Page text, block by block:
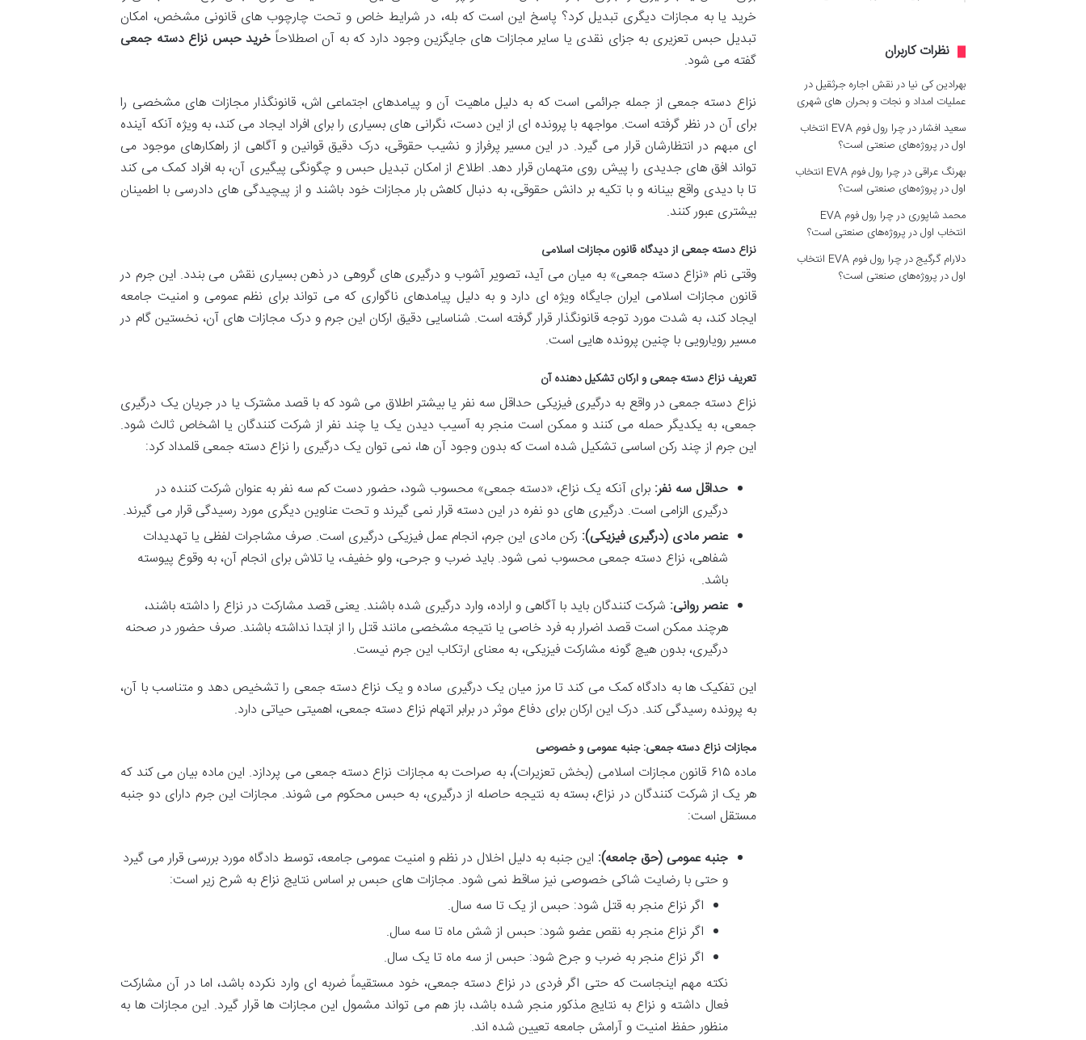
خرید یا به مجازات دیگری تبدیل کرد؟ پاسخ این است که بله، در شرایط خاص و تحت چارچوب های قانونی مشخص، امکان
تبدیل حبس تعزیری به جزای نقدی یا سایر مجازات های جایگزین وجود دارد که به آن اصطلاحاً خرید حبس نزاع دسته جمعی
گفته می شود.
نزاع دسته جمعی از جمله جرائمی است که به دلیل ماهیت آن و پیامدهای اجتماعی اش، قانونگذار مجازات های مشخصی را
برای آن در نظر گرفته است. مواجهه با پرونده ای از این دست، نگرانی های بسیاری را برای افراد ایجاد می کند، به ویژه آنکه آینده
ای مبهم در انتظارشان قرار می گیرد. در این مسیر پرفراز و نشیب حقوقی، درک دقیق قوانین و آگاهی از راهکارهای موجود می
تواند افق های جدیدی را پیش روی متهمان قرار دهد. اطلاع از امکان تبدیل حبس و چگونگی پیگیری آن، به افراد کمک می کند
تا با دیدی واقع بینانه و با تکیه بر دانش حقوقی، به دنبال کاهش بار مجازات خود باشند و از پیچیدگی های دادرسی با اطمینان
بیشتری عبور کنند.
نزاع دسته جمعی از دیدگاه قانون مجازات اسلامی
وقتی نام «نزاع دسته جمعی» به میان می آید، تصویر آشوب و درگیری های گروهی در ذهن بسیاری نقش می بندد. این جرم در
قانون مجازات اسلامی ایران جایگاه ویژه ای دارد و به دلیل پیامدهای ناگواری که می تواند برای نظم عمومی و امنیت جامعه
ایجاد کند، به شدت مورد توجه قانونگذار قرار گرفته است. شناسایی دقیق ارکان این جرم و درک مجازات های آن، نخستین گام در
مسیر رویارویی با چنین پرونده هایی است.
تعریف نزاع دسته جمعی و ارکان تشکیل دهنده آن
نزاع دسته جمعی در واقع به درگیری فیزیکی حداقل سه نفر یا بیشتر اطلاق می شود که با قصد مشترک یا در جریان یک درگیری
جمعی، به یکدیگر حمله می کنند و ممکن است منجر به آسیب دیدن یک یا چند نفر از شرکت کنندگان یا اشخاص ثالث شود.
این جرم از چند رکن اساسی تشکیل شده است که بدون وجود آن ها، نمی توان یک درگیری را نزاع دسته جمعی قلمداد کرد:
حداقل سه نفر: برای آنکه یک نزاع، «دسته جمعی» محسوب شود، حضور دست کم سه نفر به عنوان شرکت کننده در
درگیری الزامی است. درگیری های دو نفره در این دسته قرار نمی گیرند و تحت عناوین دیگری مورد رسیدگی قرار می گیرند.
عنصر مادی (درگیری فیزیکی): رکن مادی این جرم، انجام عمل فیزیکی درگیری است. صرف مشاجرات لفظی یا تهدیدات
شفاهی، نزاع دسته جمعی محسوب نمی شود. باید ضرب و جرحی، ولو خفیف، یا تلاش برای انجام آن، به وقوع پیوسته
باشد.
عنصر روانی: شرکت کنندگان باید با آگاهی و اراده، وارد درگیری شده باشند. یعنی قصد مشارکت در نزاع را داشته باشند،
هرچند ممکن است قصد اضرار به فرد خاصی یا نتیجه مشخصی مانند قتل را از ابتدا نداشته باشند. صرف حضور در صحنه
درگیری، بدون هیچ گونه مشارکت فیزیکی، به معنای ارتکاب این جرم نیست.
این تفکیک ها به دادگاه کمک می کند تا مرز میان یک درگیری ساده و یک نزاع دسته جمعی را تشخیص دهد و متناسب با آن،
به پرونده رسیدگی کند. درک این ارکان برای دفاع موثر در برابر اتهام نزاع دسته جمعی، اهمیتی حیاتی دارد.
مجازات نزاع دسته جمعی: جنبه عمومی و خصوصی
ماده ۶۱۵ قانون مجازات اسلامی (بخش تعزیرات)، به صراحت به مجازات نزاع دسته جمعی می پردازد. این ماده بیان می کند که
هر یک از شرکت کنندگان در نزاع، بسته به نتیجه حاصله از درگیری، به حبس محکوم می شوند. مجازات این جرم دارای دو جنبه
مستقل است:
جنبه عمومی (حق جامعه): این جنبه به دلیل اخلال در نظم و امنیت عمومی جامعه، توسط دادگاه مورد بررسی قرار می گیرد
و حتی با رضایت شاکی خصوصی نیز ساقط نمی شود. مجازات های حبس بر اساس نتایج نزاع به شرح زیر است:
اگر نزاع منجر به قتل شود: حبس از یک تا سه سال.
اگر نزاع منجر به نقص عضو شود: حبس از شش ماه تا سه سال.
اگر نزاع منجر به ضرب و جرح شود: حبس از سه ماه تا یک سال.
نکته مهم اینجاست که حتی اگر فردی در نزاع دسته جمعی، خود مستقیماً ضربه ای وارد نکرده باشد، اما در آن مشارکت
فعال داشته و نزاع به نتایج مذکور منجر شده باشد، باز هم می تواند مشمول این مجازات ها قرار گیرد. این مجازات ها به
منظور حفظ امنیت و آرامش جامعه تعیین شده اند.
نظرات کاربران
بهرادین کی نیا درنقش اجاره جرثقیل در
عملیات امداد و نجات و بحران های شهری
سعید افشاردر
چرا رول فوم EVA انتخاب
اول در پروژه‌های صنعتی است؟
بهرنگ عراقی در
چرا رول فوم EVA انتخاب
اول در پروژه‌های صنعتی است؟
محمد شاپوری در
چرا رول فوم EVA
انتخاب اول در پروژه‌های صنعتی است؟
دلارام گرگیجدر
چرا رول فوم EVA انتخاب
اول در پروژه‌های صنعتی است؟